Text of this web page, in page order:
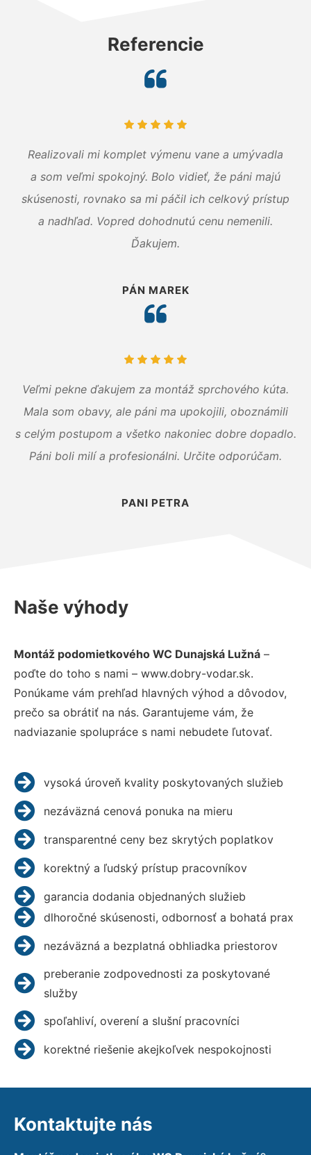
Referencie
Realizovali mi komplet výmenu vane a umývadla
a som veľmi spokojný. Bolo vidieť, že páni majú
skúsenosti, rovnako sa mi páčil ich celkový prístup
a nadhľad. Vopred dohodnutú cenu nemenili.
Ďakujem.
PÁN MAREK
Veľmi pekne ďakujem za montáž sprchového kúta.
Mala som obavy, ale páni ma upokojili, oboznámili
s celým postupom a všetko nakoniec dobre dopadlo.
Páni boli milí a profesionálni. Určite odporúčam.
PANI PETRA
Naše výhody
Montáž podomietkového WC Dunajská Lužná –
poďte do toho s nami – www.dobry-vodar.sk.
Ponúkame vám prehľad hlavných výhod a dôvodov,
prečo sa obrátiť na nás. Garantujeme vám, že
nadviazanie spolupráce s nami nebudete ľutovať.
vysoká úroveň kvality poskytovaných služieb
nezáväzná cenová ponuka na mieru
transparentné ceny bez skrytých poplatkov
korektný a ľudský prístup pracovníkov
garancia dodania objednaných služieb
dlhoročné skúsenosti, odbornosť a bohatá prax
nezáväzná a bezplatná obhliadka priestorov
preberanie zodpovednosti za poskytované
služby
spoľahliví, overení a slušní pracovníci
korektné riešenie akejkoľvek nespokojnosti
Kontaktujte nás